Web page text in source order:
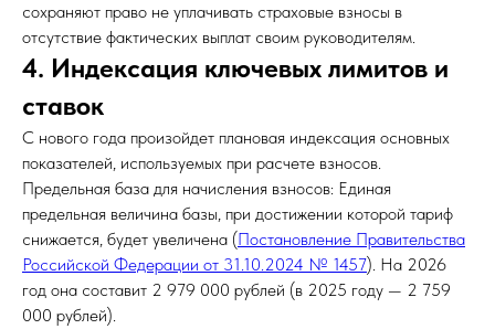
сохраняют право не уплачивать страховые взносы в
отсутствие фактических выплат своим руководителям.
4. Индексация ключевых лимитов и
ставок
С нового года произойдет плановая индексация основных
показателей, используемых при расчете взносов.
Предельная база для начисления взносов: Единая
предельная величина базы, при достижении которой тариф
снижается, будет увеличена (Постановление Правительства
Российской Федерации от 31.10.2024 № 1457). На 2026
год она составит 2 979 000 рублей (в 2025 году — 2 759
000 рублей).